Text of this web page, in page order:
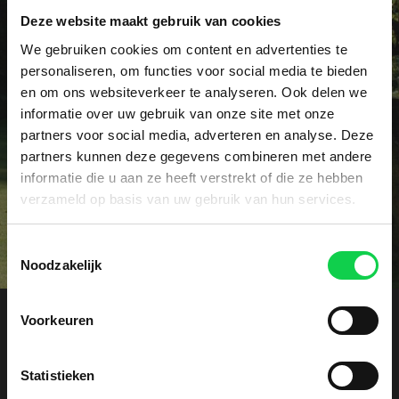
Deze website maakt gebruik van cookies
We gebruiken cookies om content en advertenties te
personaliseren, om functies voor social media te bieden
en om ons websiteverkeer te analyseren. Ook delen we
informatie over uw gebruik van onze site met onze
partners voor social media, adverteren en analyse. Deze
partners kunnen deze gegevens combineren met andere
informatie die u aan ze heeft verstrekt of die ze hebben
verzameld op basis van uw gebruik van hun services.
Noodzakelijk
Voorkeuren
Statistieken
Ontvang een vrijblijvende kostenindicatie. Laat
Vraag het dé specialist!
Heeft u een specifieke vraag of wellicht een
probleem met uw rhododendrons? Onze specialist
voorziet u graag vrijblijvend van advies.
Contact